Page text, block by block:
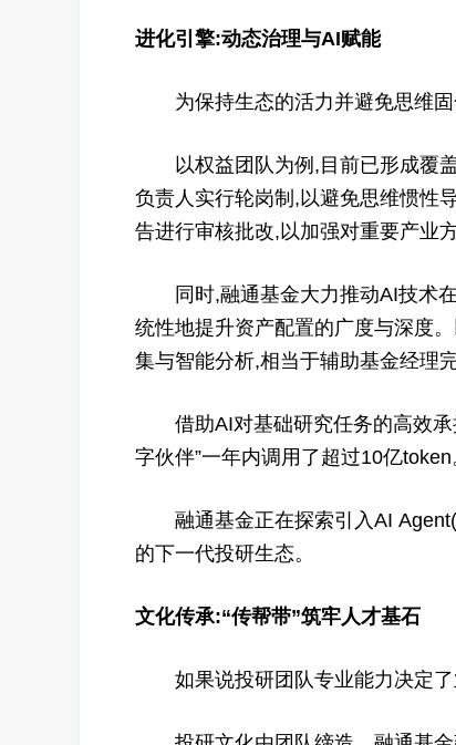
进化引擎:动态治理与AI赋能
为保持生态的活力并避免思维固
以权益团队为例,目前已形成覆盖
负责人实行轮岗制,以避免思维惯性
告进行审核批改,以加强对重要产业
同时,融通基金大力推动AI技术在
统性地提升资产配置的广度与深度
集与智能分析,相当于辅助基金经理
借助AI对基础研究任务的高效承
字伙伴”一年内调用了超过10亿token
融通基金正在探索引入AI Agent(
的下一代投研生态。
文化传承:“传帮带”筑牢人才基石
如果说投研团队专业能力决定了